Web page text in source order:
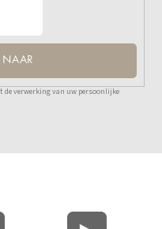
NAAR
de verwerking van uw persoonlijke